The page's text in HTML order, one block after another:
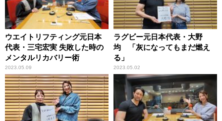
ウエイトリフティング元日本
代表・三宅宏実 失敗した時の
メンタルリカバリー術
2023.05.09
ラグビー元日本代表・大野
均 「灰になってもまだ燃え
る」
2023.05.02